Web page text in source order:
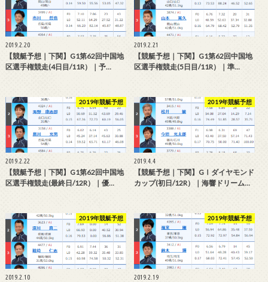
2019.2.20
【競艇予想｜下関】G1第62回中国地
区選手権競走(4日目/11R）｜予…
2019.2.21
【競艇予想｜下関】G1第62回中国地
区選手権競走(5日目/11R）｜準…
2019年競艇予想
2019.2.22
【競艇予想｜下関】G1第62回中国地
区選手権競走(最終日/12R）｜優…
2019年競艇予想
2019.4.4
【競艇予想｜下関】GⅠダイヤモンド
カップ(初日/12R）｜海響ドリーム…
2019年競艇予想
2019.2.10
2019年競艇予想
2019.2.19